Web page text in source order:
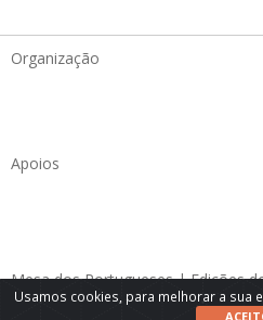
Organização
Apoios
Mesa dos Portugueses | Edições
Política de Privacidade|Contactos
Usamos cookies, para melhorar a sua